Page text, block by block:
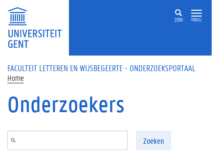
Overslaan en naar de inhoud gaan
ZOEK MENU
FACULTEIT LETTEREN EN WIJSBEGEERTE - ONDERZOEKSPORTAAL
Home
Onderzoekers
Zoeken